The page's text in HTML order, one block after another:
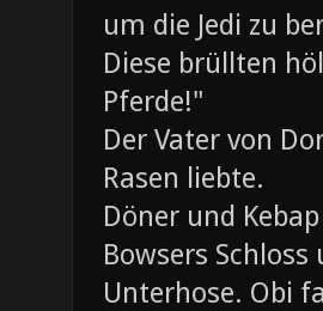
um die Jedi zu
Diese brüllten
Pferde!"
Der Vater von
Rasen liebte.
Döner und
Bowsers
Unterhose. Obi